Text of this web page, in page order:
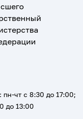
чт с 8:30 до 17:00;
до 13:00